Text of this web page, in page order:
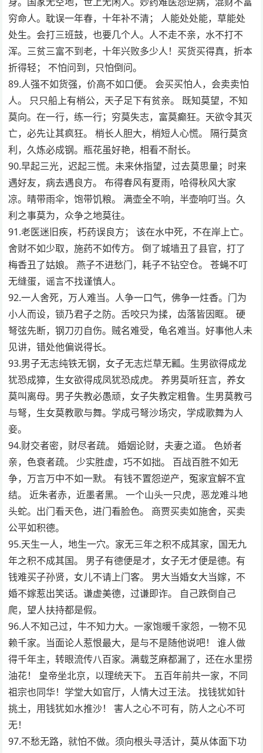
穷命人。耽误一年春，十年补不清； 人能处处能，草能处
处生。会打三班鼓，也要几个人。人不走不亲，水不打不
浑。三贫三富不到老，十年兴败多少人！买货买得真，折本
折得轻； 不怕问到，只怕倒问。
89.人强不如货强，价高不如口便。 会买买怕人，会卖卖怕
人。 只只船上有梢公，天子足下有贫亲。 既知莫望，不知
莫向。在一行，练一行；穷莫失志，富莫癫狂。天欲令其灭
亡，必先让其疯狂。 梢长人胆大，梢短人心慌。 隔行莫贪
利，久炼必成钢。瓶花虽好艳，相看不耐长。
90.早起三光，迟起三慌。未来休指望，过去莫思量；时来
遇好友，病去遇良方。 布得春风有夏雨，哈得秋风大家
凉。晴带雨伞，饱带饥粮。 满壶全不响，半壶响叮当。久
利之事莫为，众争之地莫往。
91.老医迷旧疾，朽药误良方； 该在水中死，不在岸上亡。
舍财不如少取，施药不如传方。 倒了城墙丑了县官，打了
梅香丑了姑娘。 燕子不进愁门，耗子不钻空仓。 苍蝇不叮
无缝蛋，谣言不找谨慎人。
92.一人舍死，万人难当。人争一口气，佛争一炷香。门为
小人而设，锁乃君子之防。舌咬只为揉，齿落皆因眶。 硬
弩弦先断，钢刀刃自伤。贼名难受，龟名难当。好事他人未
见讲，错处他偏说得长。
93.男子无志纯铁无钢，女子无志烂草无瓤。生男欲得成龙
犹恐成獐，生女欲得成凤犹恐成虎。 养男莫听狂言，养女
莫叫离母。男子失教必愚顽，女子失教定粗鲁。生男莫教弓
与弩，生女莫教歌与舞。学成弓弩沙场灾，学成歌舞为人
妾。
94.财交者密，财尽者疏。 婚姻论财，夫妻之道。 色娇者
亲，色衰者疏。 少实胜虚，巧不如拙。 百战百胜不如无
争，万言万中不如一默。 有钱不置怨逆产，冤家宜解不宜
结。 近朱者赤，近墨者黑。 一个山头一只虎，恶龙难斗地
头蛇。出门看天色，进门看脸色。 商贾买卖如施舍，买卖
公平如积德。
95.天生一人，地生一穴。家无三年之积不成其家，国无九
年之积不成其国。 男子有德便是才，女子无才便是德。有
钱难买子孙贤，女儿不请上门客。 男大当婚女大当嫁，不
婚不嫁惹出笑话。谦虚美德，过谦即诈。 自己跌倒自己
爬，望人扶持都是假。
96.人不知己过，牛不知力大。一家饱暖千家怨，一物不见
赖千家。当面论人惹恨最大，是与不是随他说吧！ 谁人做
得千年主，转眼流传八百家。满载芝麻都漏了，还在水里捞
油花！ 皇帝坐北京，以理统天下。 五百年前共一家，不同
祖宗也同华！学堂大如官厅，人情大过王法。 找钱犹如针
挑土，用钱犹如水推沙！ 害人之心不可有，防人之心不可
无！
97.不愁无路，就怕不做。须向根头寻活计，莫从体面下功